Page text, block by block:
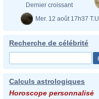
Dernier croissant
Mer. 12 août 17h37 T.U.
Recherche de célébrité
Calculs astrologiques
Horoscope personnalisé